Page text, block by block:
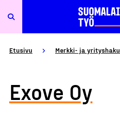
Etusivu Merkki- ja yrityshaku
Exove Oy